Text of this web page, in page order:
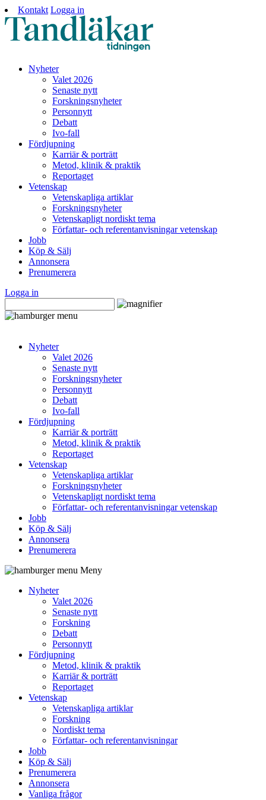
Kontakt Logga in
Nyheter
Valet 2026
Senaste nytt
Forskningsnyheter
Personnytt
Debatt
Ivo-fall
Fördjupning
Karriär & porträtt
Metod, klinik & praktik
Reportaget
Vetenskap
Vetenskapliga artiklar
Forskningsnyheter
Vetenskapligt nordiskt tema
Författar- och referentanvisningar vetenskap
Jobb
Köp & Sälj
Annonsera
Prenumerera
Logga in
Nyheter
Valet 2026
Senaste nytt
Forskningsnyheter
Personnytt
Debatt
Ivo-fall
Fördjupning
Karriär & porträtt
Metod, klinik & praktik
Reportaget
Vetenskap
Vetenskapliga artiklar
Forskningsnyheter
Vetenskapligt nordiskt tema
Författar- och referentanvisningar vetenskap
Jobb
Köp & Sälj
Annonsera
Prenumerera
Meny
Nyheter
Valet 2026
Senaste nytt
Forskning
Debatt
Personnytt
Fördjupning
Metod, klinik & praktik
Karriär & porträtt
Reportaget
Vetenskap
Vetenskapliga artiklar
Forskning
Nordiskt tema
Författar- och referentanvisningar
Jobb
Köp & Sälj
Prenumerera
Annonsera
Vanliga frågor